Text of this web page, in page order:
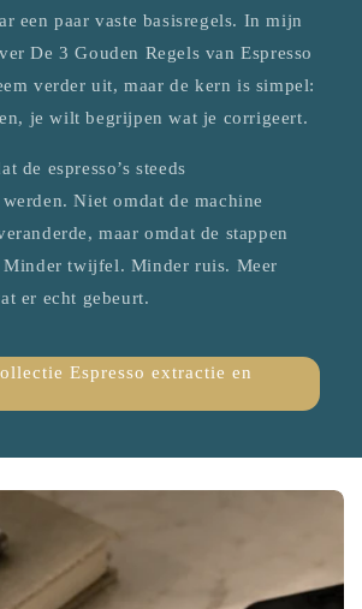
een paar vaste basisregels. In mijn
De 3 Gouden Regels van Espresso
verder uit, maar de kern is simpel:
je wilt begrijpen wat je corrigeert.
de espresso’s steeds
Niet omdat de machine
maar omdat de stappen
Minder twijfel. Minder ruis. Meer
er echt gebeurt.
Espresso extractie en